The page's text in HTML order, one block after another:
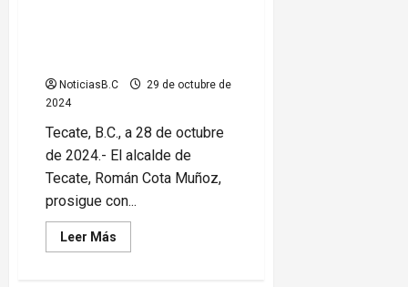
NoticiasB.C
29 de octubre de
2024
Tecate, B.C., a 28 de octubre
de 2024.- El alcalde de
Tecate, Román Cota Muñoz,
prosigue con...
Leer Más
más